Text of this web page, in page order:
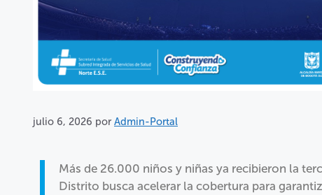
julio 6, 2026 por Admin-Portal
Más de 26.000 niños y niñas ya recibieron la
Distrito busca acelerar la cobertura para